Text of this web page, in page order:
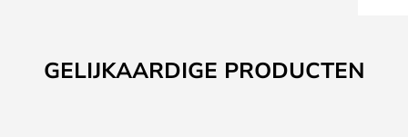
naar
het
GELIJKAARDIGE PRODUCTEN